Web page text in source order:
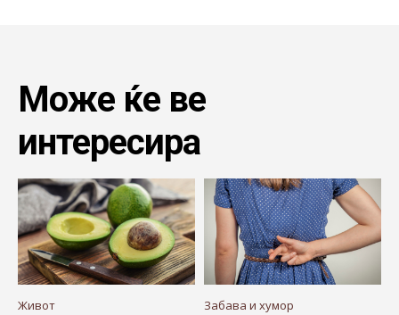
Може ќе ве
интересира
Живот Забава и хумор